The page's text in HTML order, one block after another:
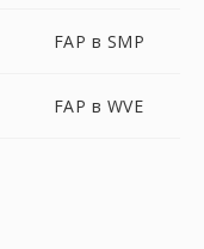
FAP в SMP
FAP в WVE